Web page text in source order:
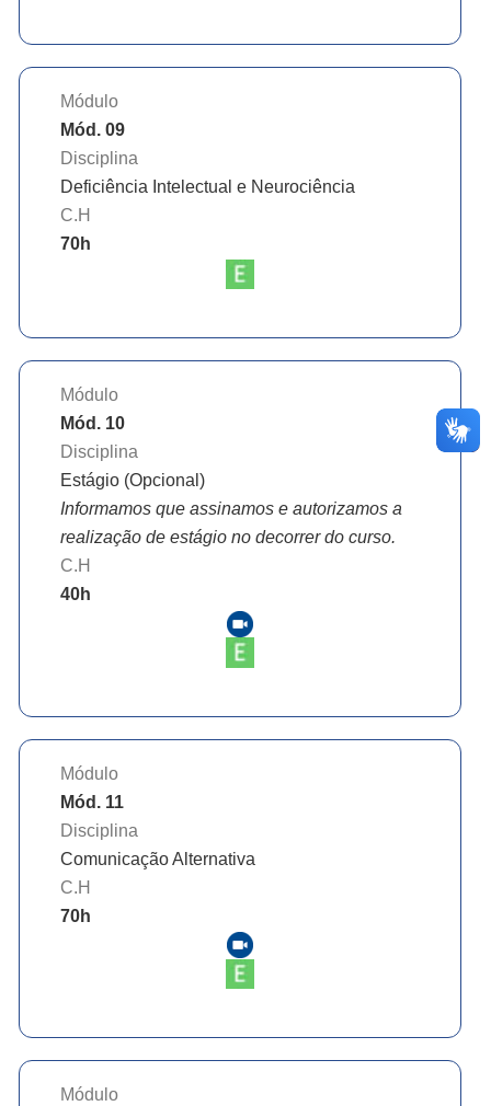
Módulo
Mód. 09
Disciplina
Deficiência Intelectual e Neurociência
C.H
70h
Módulo
Mód. 10
Disciplina
Estágio (Opcional)
Informamos que assinamos e autorizamos a
realização de estágio no decorrer do curso.
C.H
40h
Módulo
Mód. 11
Disciplina
Comunicação Alternativa
C.H
70h
Módulo